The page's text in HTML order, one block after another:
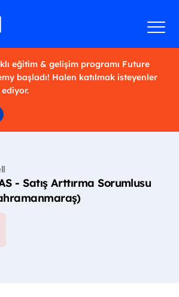
eğitim & gelişim programı Future
başladı! Halen katılmak isteyenler
- Satış Arttırma Sorumlusu